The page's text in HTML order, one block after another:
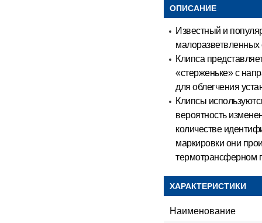
ОПИСАНИЕ
Известный и
малоразветвленных
Клипса
«стерженьке» с
для облегчения
Клипсы
вероятность
количестве
маркировки они
термотрансферном
ХАРАКТЕРИСТИКИ
Наименование